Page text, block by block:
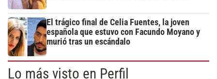
El trágico final de Celia Fuentes, la joven
española que estuvo con Facundo Moyano y
murió tras un escándalo
Lo más visto en Perfil